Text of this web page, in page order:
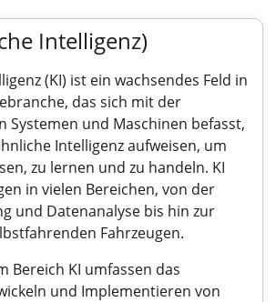
Intelligenz)
(KI) ist ein wachsendes Feld in
das sich mit der
Systemen und Maschinen befasst,
Intelligenz aufweisen, um
zu lernen und zu handeln. KI
in vielen Bereichen, von der
und Datenanalyse bis hin zur
Fahrzeugen.
Bereich KI umfassen das
und Implementieren von